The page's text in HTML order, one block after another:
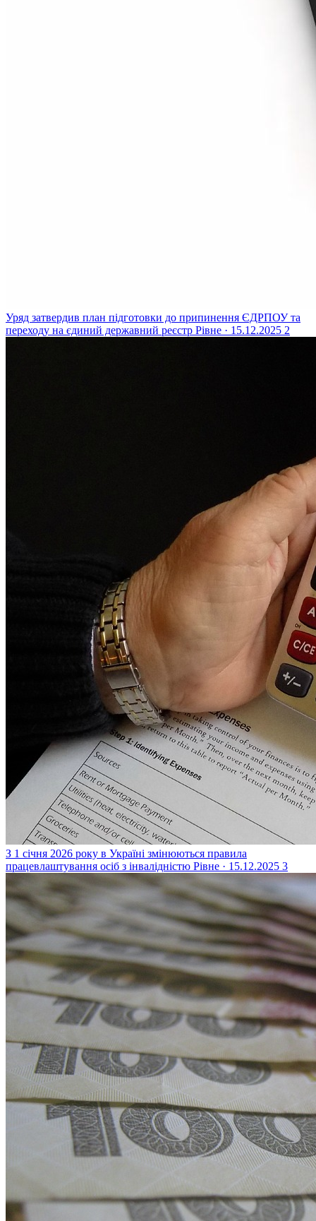
Уряд затвердив план підготовки до припинення ЄДРПОУ та
переходу на єдиний державний реєстр Рівне · 15.12.2025 2
З 1 січня 2026 року в Україні змінюються правила
працевлаштування осіб з інвалідністю Рівне · 15.12.2025 3